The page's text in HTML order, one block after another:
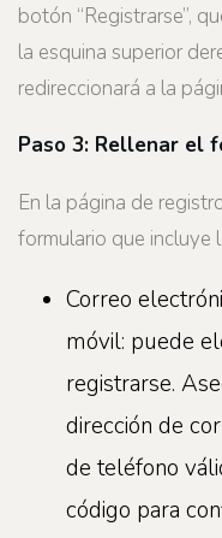
botón “Registrarse”,
la esquina superior
redireccionará a la
Paso 3: Rellenar el
En la página de
formulario que incluye
Correo
móvil: puede
registrarse.
dirección de
de teléfono
código para